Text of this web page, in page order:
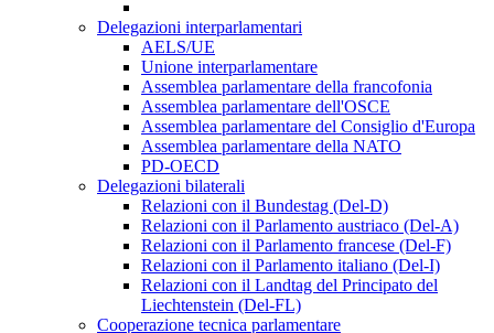
Delegazioni interparlamentari
AELS/UE
Unione interparlamentare
Assemblea parlamentare della francofonia
Assemblea parlamentare dell'OSCE
Assemblea parlamentare del Consiglio d'Europa
Assemblea parlamentare della NATO
PD-OECD
Delegazioni bilaterali
Relazioni con il Bundestag (Del-D)
Relazioni con il Parlamento austriaco (Del-A)
Relazioni con il Parlamento francese (Del-F)
Relazioni con il Parlamento italiano (Del-I)
Relazioni con il Landtag del Principato del
Liechtenstein (Del-FL)
Cooperazione tecnica parlamentare